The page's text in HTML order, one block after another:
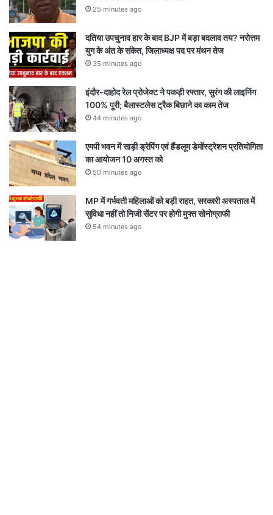
25 minutes ago
दतिया उपचुनाव हार के बाद BJP में बड़ा बदलाव तय? नरोत्तम
युग के अंत के संकेत, जिलाध्यक्ष पद पर मंथन तेज
35 minutes ago
इंदौर-दाहोद रेल प्रोजेक्ट ने पकड़ी रफ्तार, सुरंग की लाइनिंग
100% पूरी; बैलास्टलेस ट्रैक बिछाने का काम तेज
44 minutes ago
एमपी भवन में साड़ी ड्रेपिंग एवं हैंडलूम डेमोंस्ट्रेशन प्रतियोगिता
का आयोजन 10 अगस्त को
50 minutes ago
MP में गर्भवती महिलाओं को बड़ी राहत, सरकारी अस्पताल में
सुविधा नहीं तो निजी सेंटर पर होगी मुफ्त सोनोग्राफी
54 minutes ago